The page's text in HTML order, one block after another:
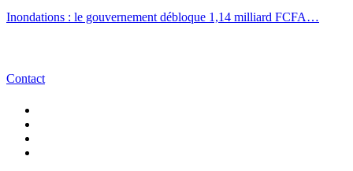
Inondations : le gouvernement débloque 1,14 milliard FCFA…
Contact